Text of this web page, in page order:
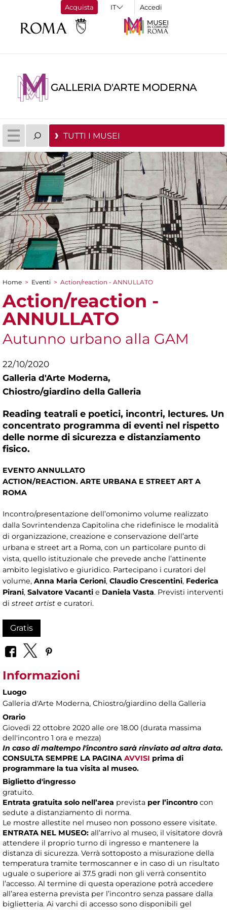
Acquista Accedi
GALLERIA D'ARTE MODERNA
TUTTI I MUSEI
Tu sei qui
Home > Eventi > Action/reaction - ANNULLATO
Action/reaction -
ANNULLATO
Autunno urbano alla GAM
22/10/2020
Galleria d'Arte Moderna,
Chiostro/giardino della Galleria
Reading teatrali e poetici, incontri, lectures. Un
concentrato programma di eventi nel rispetto
delle norme di sicurezza e distanziamento
fisico.
EVENTO ANNULLATO
ACTION/REACTION. ARTE URBANA E STREET ART A
ROMA
Incontro/presentazione dell’omonimo volume realizzato
dalla Sovrintendenza Capitolina che ridefinisce le modalità
di organizzazione, creazione e conservazione dell’arte
urbana e street art a Roma, con un particolare punto di
vista, quello istituzionale che prevede anche l’attinente
ambito legislativo e giuridico. Partecipano i curatori del
volume, Anna Maria Cerioni, Claudio Crescentini, Federica
Pirani, Salvatore Vacanti e Daniela Vasta. Previsti interventi
di street artist e curatori.
Gratis
Informazioni
Luogo
Galleria d'Arte Moderna, Chiostro/giardino della Galleria
Orario
Giovedì 22 ottobre 2020 alle ore 18.00 (durata massima
dell'incontro 1 ora e mezza)
In caso di maltempo l'incontro sarà rinviato ad altra data.
CONSULTA SEMPRE LA PAGINA AVVISI prima di
programmare la tua visita al museo.
Biglietto d'ingresso
gratuito.
Entrata gratuita solo nell’area prevista per l’incontro con
sedute a distanziamento di norma.
Le mostre allestite nel museo non possono essere visitate.
ENTRATA NEL MUSEO: all’arrivo al museo, il visitatore dovrà
attendere il proprio turno di ingresso e mantenere la
distanza di sicurezza. Verrà sottoposto a misurazione della
temperatura tramite termoscanner e in caso di un risultato
uguale o superiore ai 37.5 gradi non gli verrà consentito
l’accesso. Al termine di questa operazione potrà accedere
all’area esterna prevista per l’incontro senza passare dalla
biglietteria. Ai varchi di accesso sono disponibili gel